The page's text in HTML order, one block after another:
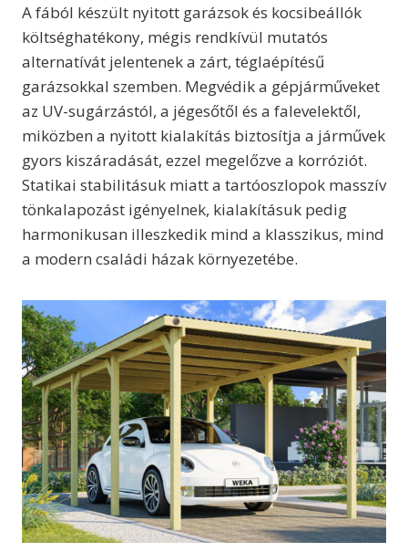
A fából készült nyitott garázsok és kocsibeállók
költséghatékony, mégis rendkívül mutatós
alternatívát jelentenek a zárt, téglaépítésű
garázsokkal szemben. Megvédik a gépjárműveket
az UV-sugárzástól, a jégesőtől és a falevelektől,
miközben a nyitott kialakítás biztosítja a járművek
gyors kiszáradását, ezzel megelőzve a korróziót.
Statikai stabilitásuk miatt a tartóoszlopok masszív
tönkalapozást igényelnek, kialakításuk pedig
harmonikusan illeszkedik mind a klasszikus, mind
a modern családi házak környezetébe.